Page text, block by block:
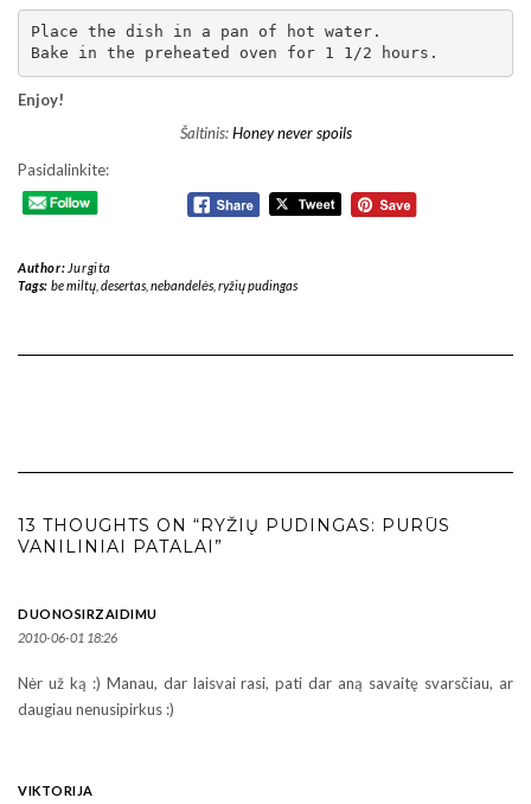
Place the dish in a pan of hot water.
Bake in the preheated oven for 1 1/2 hours.
Enjoy!
Šaltinis:Honey never spoils
Pasidalinkite:
Author: Jurgita
Tags: be miltų, desertas, nebandelės, ryžių pudingas
13 THOUGHTS ON “RYŽIŲ PUDINGAS: PURŪS
VANILINIAI PATALAI”
DUONOSIRZAIDIMU
2010-06-01 18:26
Nėr už ką :) Manau, dar laisvai rasi, pati dar aną savaitę svarsčiau, ar
daugiau nenusipirkus :)
VIKTORIJA